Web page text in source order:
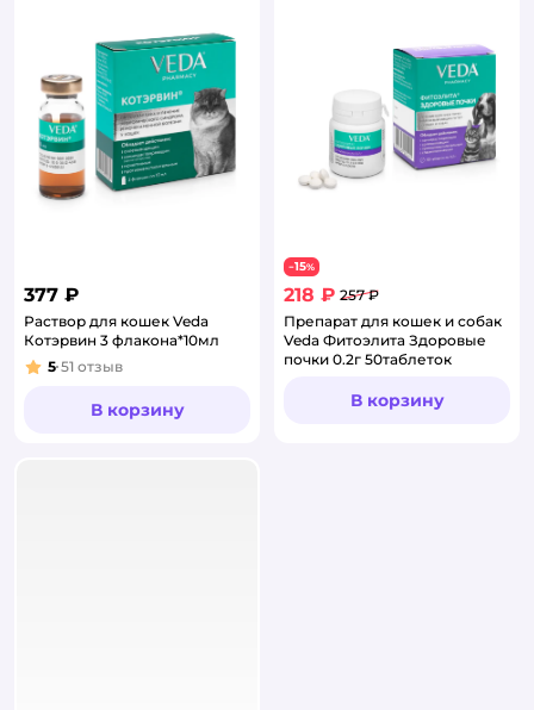
377 ₽
Раствор для кошек Veda
Котэрвин 3 флакона*10мл
Рейтинг:
5 51 отзыв
В корзину
−15%
218 ₽ 257 ₽
Препарат для кошек и собак
Veda Фитоэлита Здоровые
почки 0.2г 50таблеток
В корзину